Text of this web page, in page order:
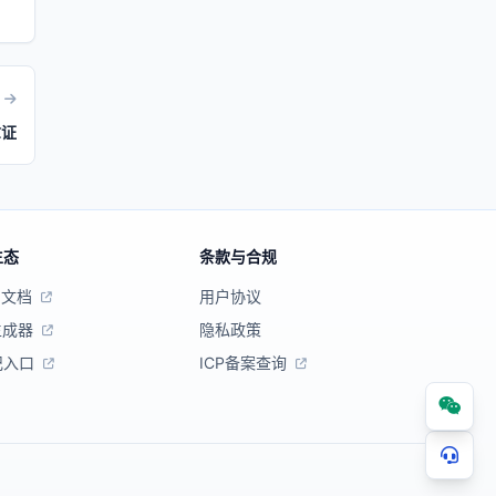
态
档
器
口
条款与合规
用户协议
隐私政策
ICP备案查询